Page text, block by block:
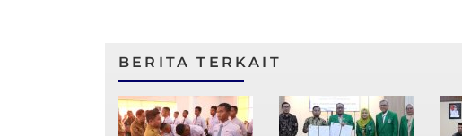
BERITA TERKAIT